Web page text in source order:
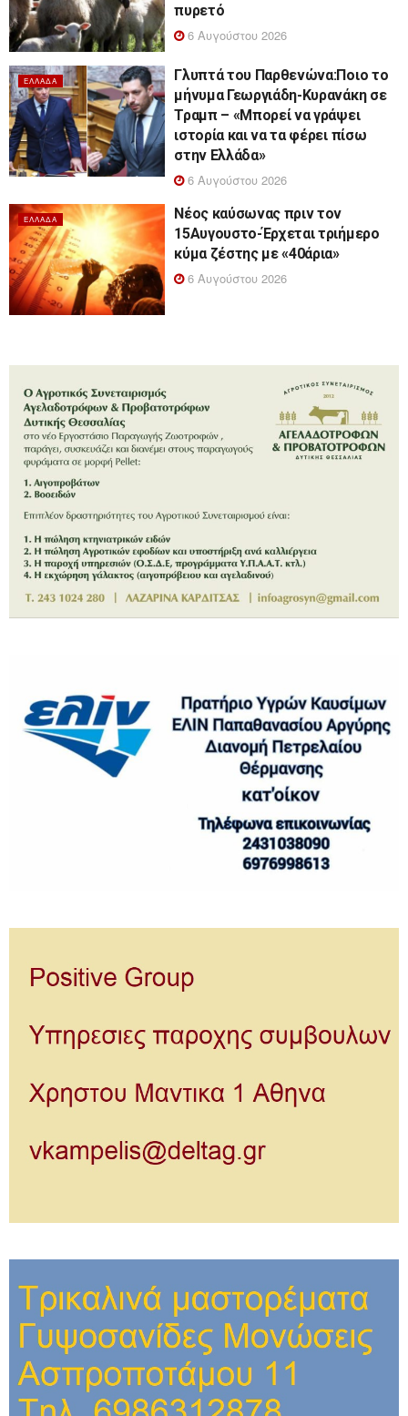
πυρετό
6 Αυγούστου 2026
ΕΛΛΆΔΑ
Γλυπτά του Παρθενώνα:Ποιο το
μήνυμα Γεωργιάδη-Κυρανάκη σε
Τραμπ – «Μπορεί να γράψει
ιστορία και να τα φέρει πίσω
στην Ελλάδα»
6 Αυγούστου 2026
ΕΛΛΆΔΑ
Νέος καύσωνας πριν τον
15Αυγουστο-Έρχεται τριήμερο
κύμα ζέστης με «40άρια»
6 Αυγούστου 2026